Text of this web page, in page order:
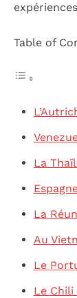
Table of
La
La
Au
Le
Le